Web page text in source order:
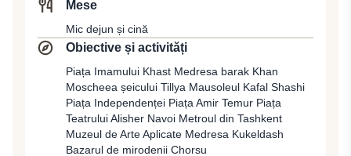
Mese
Mic dejun și cină
Obiective și activități
Piața Imamului Khast Medresa barak Khan
Moscheea șeicului Tillya Mausoleul Kafal Shashi
Piața Independenței Piața Amir Temur Piața
Teatrului Alisher Navoi Metroul din Tashkent
Muzeul de Arte Aplicate Medresa Kukeldash
Bazarul de mirodenii Chorsu